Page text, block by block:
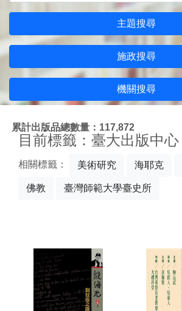
主題搜尋
施政搜尋
機關搜尋
累計出版品總數量：117,872
目前標籤：臺大出版中心
相關標籤： 美術研究 海耶克
佛教 臺灣師範大學臺史所